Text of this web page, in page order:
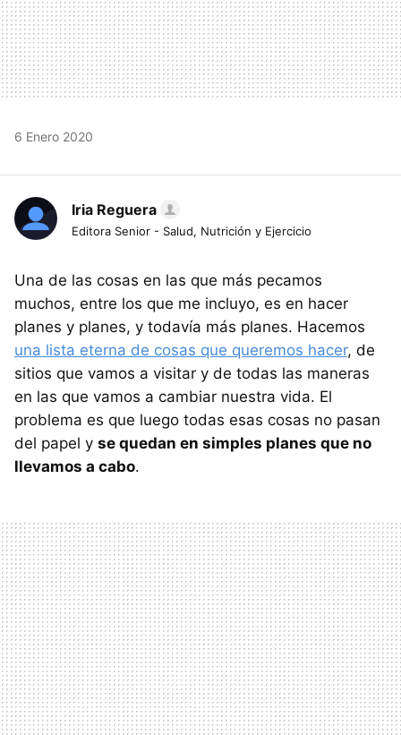
6 Enero 2020
Iria Reguera
Editora Senior - Salud, Nutrición y Ejercicio
Una de las cosas en las que más pecamos
muchos, entre los que me incluyo, es en hacer
planes y planes, y todavía más planes. Hacemos
una lista eterna de cosas que queremos hacer, de
sitios que vamos a visitar y de todas las maneras
en las que vamos a cambiar nuestra vida. El
problema es que luego todas esas cosas no pasan
del papel y se quedan en simples planes que no
llevamos a cabo.